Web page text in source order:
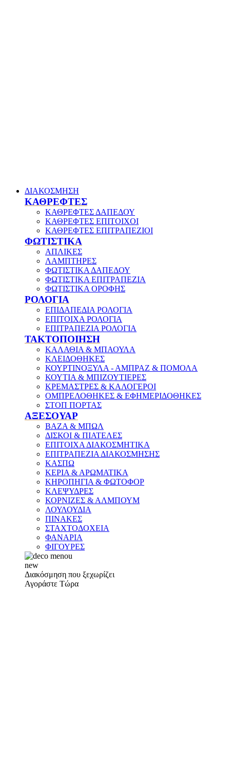
ΔΙΑΚΟΣΜΗΣΗ
ΚΑΘΡΕΦΤΕΣ
ΚΑΘΡΕΦΤΕΣ ΔΑΠΕΔΟΥ
ΚΑΘΡΕΦΤΕΣ ΕΠΙΤΟΙΧΟΙ
ΚΑΘΡΕΦΤΕΣ ΕΠΙΤΡΑΠΕΖΙΟΙ
ΦΩΤΙΣΤΙΚΑ
ΑΠΛΙΚΕΣ
ΛΑΜΠΤΗΡΕΣ
ΦΩΤΙΣΤΙΚΑ ΔΑΠΕΔΟΥ
ΦΩΤΙΣΤΙΚΑ ΕΠΙΤΡΑΠΕΖΙΑ
ΦΩΤΙΣΤΙΚΑ ΟΡΟΦΗΣ
ΡΟΛΟΓΙΑ
ΕΠΙΔΑΠΕΔΙΑ ΡΟΛΟΓΙΑ
ΕΠΙΤΟΙΧΑ ΡΟΛΟΓΙΑ
ΕΠΙΤΡΑΠΕΖΙΑ ΡΟΛΟΓΙΑ
ΤΑΚΤΟΠΟΙΗΣΗ
ΚΑΛΑΘΙΑ & ΜΠΑΟΥΛΑ
ΚΛΕΙΔΟΘΗΚΕΣ
ΚΟΥΡΤΙΝΟΞΥΛΑ - ΑΜΠΡΑΖ & ΠΟΜΟΛΑ
ΚΟΥΤΙΑ & ΜΠΙΖΟΥΤΙΕΡΕΣ
ΚΡΕΜΑΣΤΡΕΣ & ΚΑΛΟΓΕΡΟΙ
ΟΜΠΡΕΛΟΘΗΚΕΣ & ΕΦΗΜΕΡΙΔΟΘΗΚΕΣ
ΣΤΟΠ ΠΟΡΤΑΣ
ΑΞΕΣΟΥΑΡ
ΒΑΖΑ & ΜΠΩΛ
ΔΙΣΚΟΙ & ΠΙΑΤΕΛΕΣ
ΕΠΙΤΟΙΧΑ ΔΙΑΚΟΣΜΗΤΙΚΑ
ΕΠΙΤΡΑΠΕΖΙΑ ΔΙΑΚΟΣΜΗΣΗΣ
ΚΑΣΠΩ
ΚΕΡΙΑ & ΑΡΩΜΑΤΙΚΑ
ΚΗΡΟΠΗΓΙΑ & ΦΩΤΟΦΟΡ
ΚΛΕΨΥΔΡΕΣ
ΚΟΡΝΙΖΕΣ & ΑΛΜΠΟΥΜ
ΛΟΥΛΟΥΔΙΑ
ΠΙΝΑΚΕΣ
ΣΤΑΧΤΟΔΟΧΕΙΑ
ΦΑΝΑΡΙΑ
ΦΙΓΟΥΡΕΣ
new
Διακόσμηση που ξεχωρίζει
Αγοράστε Τώρα